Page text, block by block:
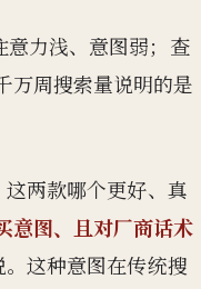
意力浅、意图弱；查
万周搜索量说明的是
两款哪个更好、真
意图、且对厂商话术
这种意图在传统搜